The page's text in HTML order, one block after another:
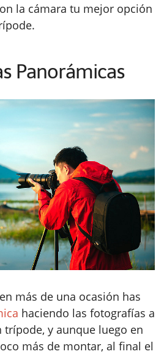
la cámara tu mejor opción
Panorámicas
más de una ocasión has
haciendo las fotografías a
y aunque luego en
más de montar, al final el